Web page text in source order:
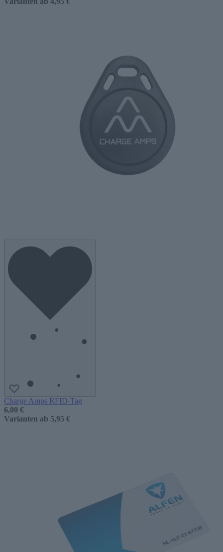
Charge Amps RFID-Tag
6,00 €
Varianten ab 5,95 €